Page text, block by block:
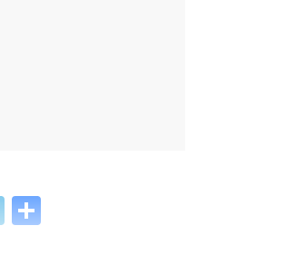
Telegram